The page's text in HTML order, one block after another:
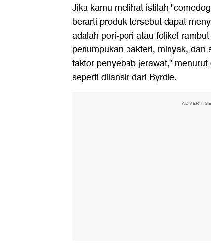
Jika kamu melihat istilah
berarti produk tersebut dapat
adalah pori-pori atau folikel
penumpukan bakteri, minyak,
faktor penyebab jerawat,"
seperti dilansir dari Byrdie.